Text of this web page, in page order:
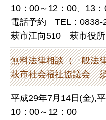
10：00～12：00、13
電話予約 TEL：0838-
萩市江向510 萩市役所
無料法律相談（一般法
萩市社会福祉協議会
平成29年7月14日(金),
10：00～12：00